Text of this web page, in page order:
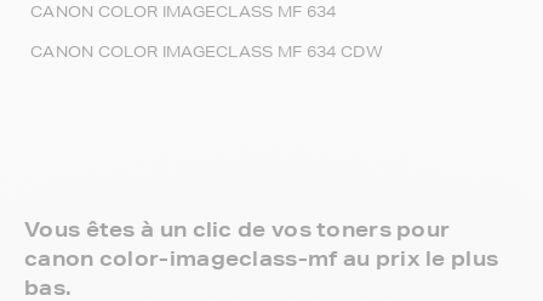
CANON COLOR IMAGECLASS MF 634
CANON COLOR IMAGECLASS MF 634 CDW
Vous êtes à un clic de vos toners pour
canon color-imageclass-mf au prix le plus
bas.